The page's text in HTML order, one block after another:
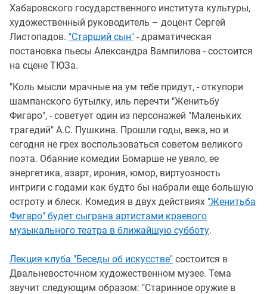
Хабаровского государственного института культуры,
художественный руководитель – доцент Сергей
Листопадов. "Старший сын" - драматическая
постановка пьесы Александра Вампилова - состоится
на сцене ТЮЗа.
"Коль мысли мрачные на ум тебе придут, - откупори
шампанского бутылку, иль перечти "Женитьбу
Фигаро", - советует один из персонажей "Маленьких
трагедий" А.С. Пушкина. Прошли годы, века, но и
сегодня не грех воспользоваться советом великого
поэта. Обаяние комедии Бомарше не увяло, ее
энергетика, азарт, ирония, юмор, виртуозность
интриги с годами как будто бы набрали еще большую
остроту и блеск. Комедия в двух действиях "Женитьба
Фигаро" будет сыграна артистами краевого
музыкального театра в ближайшую субботу.
Лекция клуба "Беседы об искусстве" состоится в
Двальневосточном художественном музее. Тема
звучит следующим образом: "Старинное оружие в